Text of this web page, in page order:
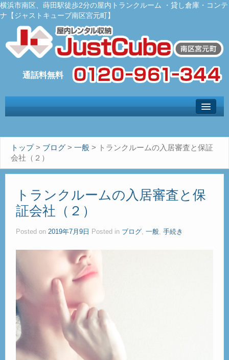
横浜市南区、蒔田駅徒歩2分の屋内トランクルーム ・貸し倉庫・コンテ
ナ【ジャストキューブ南区宮元町】
トップ
– Top –
ご利用案内
– User guide –
サイズ料金
ご見学
ご契約の流れ
– Agreement –
– Access –
会社案内
トップ> ブログ > 一般 > トランクルームの入居審査と保証
会社（２）
トランクルームの入居審査と保
証会社（２）
Posted on 2019年7月9日 Posted in ブログ, 一般, 手続き